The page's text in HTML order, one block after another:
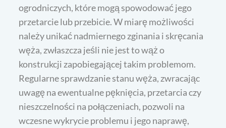
ogrodniczych, które mogą spowodować jego
przetarcie lub przebicie. W miarę możliwości
należy unikać nadmiernego zginania i skręcania
węża, zwłaszcza jeśli nie jest to wąż o
konstrukcji zapobiegającej takim problemom.
Regularne sprawdzanie stanu węża, zwracając
uwagę na ewentualne pęknięcia, przetarcia czy
nieszczelności na połączeniach, pozwoli na
wczesne wykrycie problemu i jego naprawę,